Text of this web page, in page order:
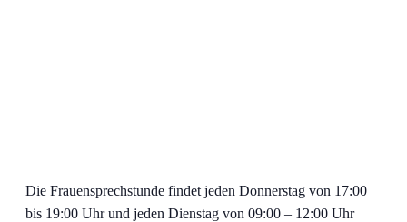
Die Frauensprechstunde findet jeden Donnerstag von 17:00
bis 19:00 Uhr und jeden Dienstag von 09:00 – 12:00 Uhr